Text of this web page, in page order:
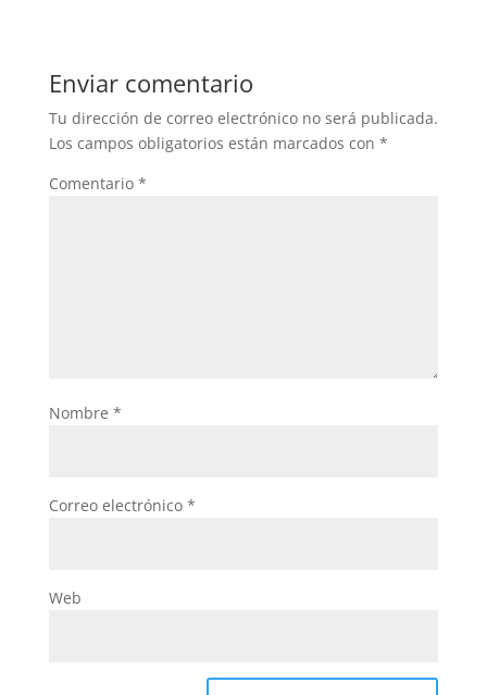
Enviar comentario
Tu dirección de correo electrónico no será publicada.
Los campos obligatorios están marcados con *
Comentario *
Nombre *
Correo electrónico *
Web